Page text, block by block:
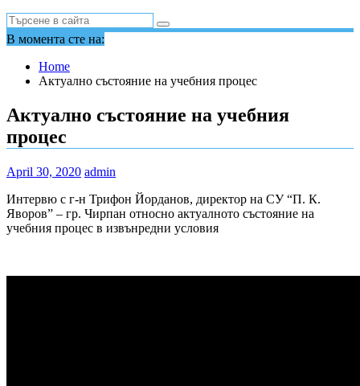
В момента сте на:
Home
Актуално състояние на учебния процес
Актуално състояние на учебния
процес
April 30, 2020 admin
Интервю с г-н Трифон Йорданов, директор на СУ “П. К.
Яворов” – гр. Чирпан относно актуалното състояние на
учебния процес в извънредни условия